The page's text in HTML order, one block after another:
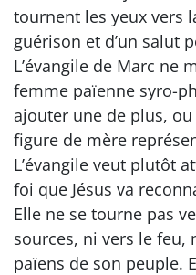
tournent les yeux vers
guérison et d’un salut
L’évangile de Marc ne
femme païenne syro-
ajouter une de plus,
figure de mère
L’évangile veut plutôt
foi que Jésus va
Elle ne se tourne pas
sources, ni vers le feu,
païens de son peuple.